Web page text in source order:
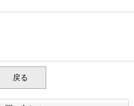
戻る